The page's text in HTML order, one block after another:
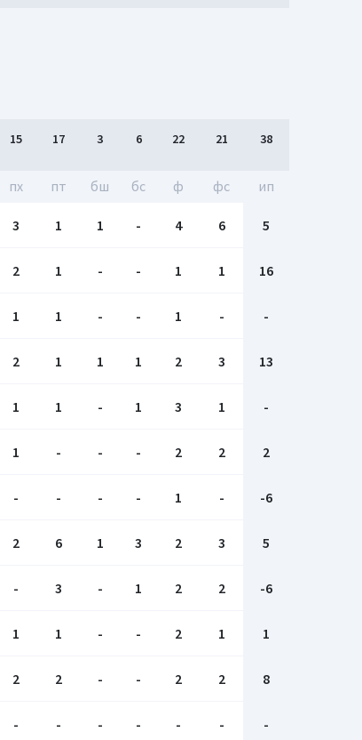
15 17 3 6 22 21 38
пх пт бш бc ф фс ип
3 1 1 - 4 6 5
2 1 - - 1 1 16
1 1 - - 1 - -
2 1 1 1 2 3 13
1 1 - 1 3 1 -
1 - - - 2 2 2
- - - - 1 - -6
2 6 1 3 2 3 5
- 3 - 1 2 2 -6
1 1 - - 2 1 1
2 2 - - 2 2 8
- - - - - - -